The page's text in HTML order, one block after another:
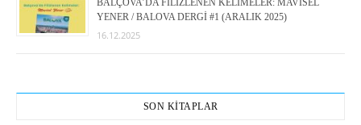
YENER / BALOVA DERGİ #1 (ARALIK 2025)
16.12.2025
SON KİTAPLAR